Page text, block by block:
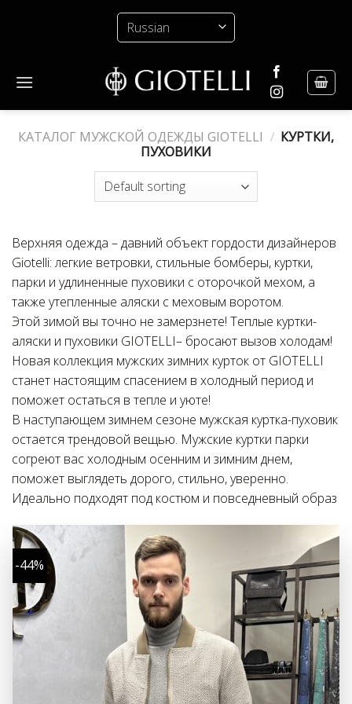
КАТАЛОГ МУЖСКОЙ ОДЕЖДЫ GIOTELLI / КУРТКИ,
ПУХОВИКИ
Верхняя одежда – давний объект гордости дизайнеров
Giotelli: легкие ветровки, стильные бомберы, куртки,
парки и удлиненные пуховики с оторочкой мехом, а
также утепленные аляски с меховым воротом.
Этой зимой вы точно не замерзнете! Теплые куртки-
аляски и пуховики GIOTELLI– бросают вызов холодам!
Новая коллекция мужских зимних курток от GIOTELLI
станет настоящим спасением в холодный период и
поможет остаться в тепле и уюте!
В наступающем зимнем сезоне мужская куртка-пуховик
остается трендовой вещью. Мужские куртки парки
согреют вас холодным осенним и зимним днем,
поможет выглядеть дорого, стильно, уверенно.
Идеально подходят под костюм и повседневный образ
-44%